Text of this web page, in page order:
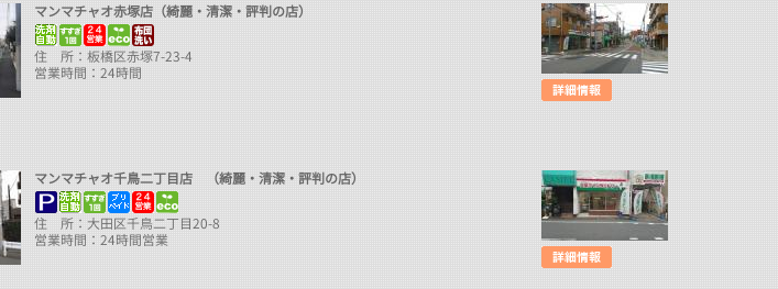
マンマチャオ赤塚店（綺麗・清潔・評判の店）
住 所：板橋区赤塚7-23-4
営業時間：24時間
マンマチャオ千鳥二丁目店 （綺麗・清潔・評判の店）
住 所：大田区千鳥二丁目20-8
営業時間：24時間営業